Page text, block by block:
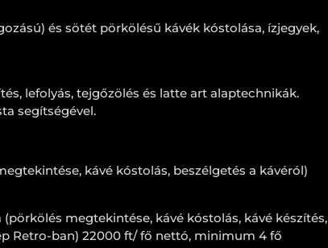
és sötét pörkölésű kávék kóstolása, ízjegyek,
lefolyás, tejgőzölés és latte art alaptechnikák.
segítségével.
kávé kóstolás, beszélgetés a kávéról)
megtekintése, kávé kóstolás, kávé készítés,
Retro-ban) 22000 ft/ fő nettó, minimum 4 fő